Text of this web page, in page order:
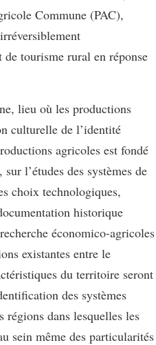
Commune (PAC),
de tourisme rural en réponse
lieu où les productions
culturelle de l’identité
agricoles est fondé
l’études des systèmes de
choix technologiques,
historique
économico-agricoles
existantes entre le
du territoire seront
des systèmes
régions dans lesquelles les
sein même des particularités